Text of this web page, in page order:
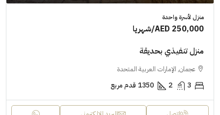
منزل لأسرة واحدة
AED 250,000/شهريا
منزل تنفيذي بحديقة
عجمان, الإمارات العربية المتحدة
3
2
1350 قدم مربع